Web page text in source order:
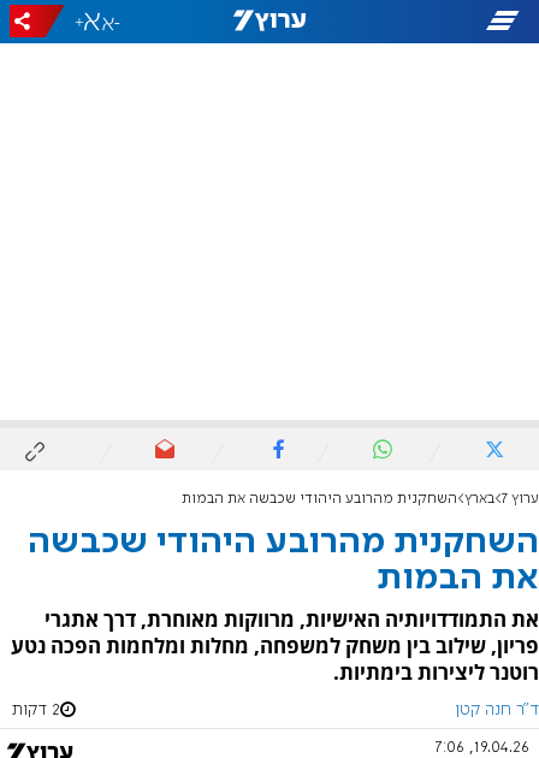
-
+
ערוץ 7 בארץ השחקנית מהרובע היהודי שכבשה את הבמות
השחקנית מהרובע היהודי שכבשה
את הבמות
את התמודדויותיה האישיות, מרווקות מאוחרת, דרך אתגרי
פריון, שילוב בין משחק למשפחה, מחלות ומלחמות הפכה נטע
רוטנר ליצירות בימתיות.
ד"ר חנה קטן 2 דקות
19.04.26, 7:06